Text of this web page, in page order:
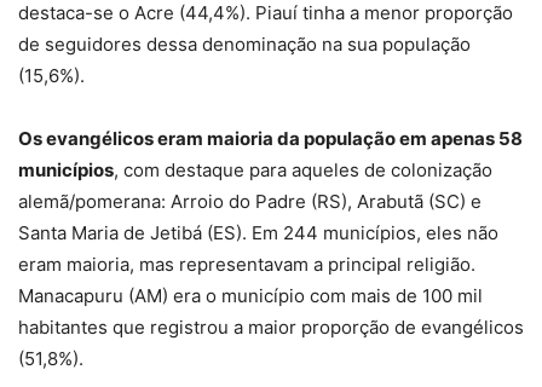
destaca-se o Acre (44,4%). Piauí tinha a menor proporção
de seguidores dessa denominação na sua população
(15,6%).
Os evangélicos eram maioria da população em apenas 58
municípios, com destaque para aqueles de colonização
alemã/pomerana: Arroio do Padre (RS), Arabutã (SC) e
Santa Maria de Jetibá (ES). Em 244 municípios, eles não
eram maioria, mas representavam a principal religião.
Manacapuru (AM) era o município com mais de 100 mil
habitantes que registrou a maior proporção de evangélicos
(51,8%).